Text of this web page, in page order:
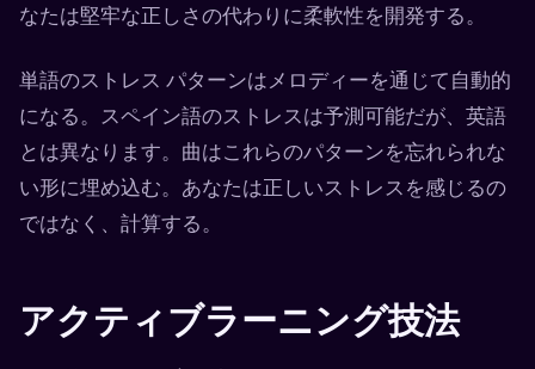
なたは堅牢な正しさの代わりに柔軟性を開発する。
単語のストレス パターンはメロディーを通じて自動的
になる。スペイン語のストレスは予測可能だが、英語
とは異なります。曲はこれらのパターンを忘れられな
い形に埋め込む。あなたは正しいストレスを感じるの
ではなく、計算する。
アクティブラーニング技法